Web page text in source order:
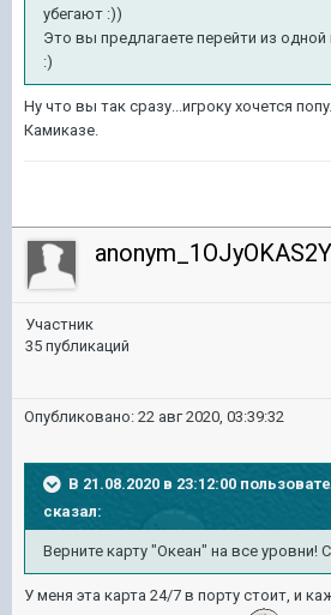
убегают :))
Это вы предлагаете перейти из
:)
Ну что вы так сразу...игроку хочется
Камиказе.
Участник
35 публикаций
Опубликовано: 22 авг 2020, 03:39:32
В 21.08.2020 в 23:12:00
сказал:
Верните карту "Океан" на все уровни!
У меня эта карта 24/7 в порту стоит, и